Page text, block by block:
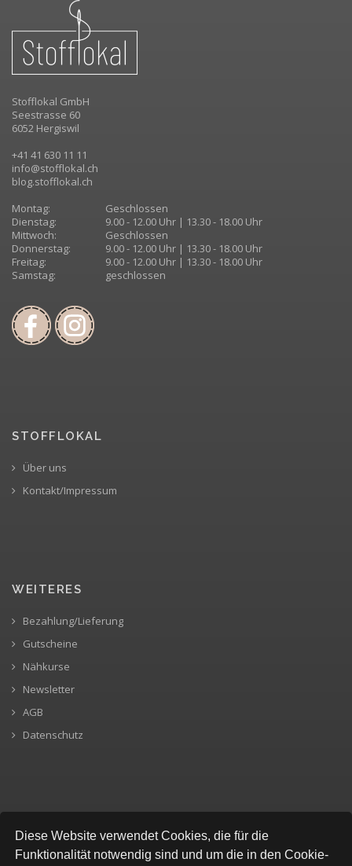
Diese Website verwendet Cookies, die für die
Funktionalität notwendig sind und um die in den Cookie-
Stofflokal GmbH
Seestrasse 60
6052 Hergiswil
+41 41 630 11 11
info@stofflokal.ch
blog.stofflokal.ch
Montag:
Geschlossen
Dienstag:
9.00 - 12.00 Uhr | 13.30 - 18.00 Uhr
Mittwoch:
Geschlossen
Donnerstag:
9.00 - 12.00 Uhr | 13.30 - 18.00 Uhr
Freitag:
9.00 - 12.00 Uhr | 13.30 - 18.00 Uhr
Samstag:
geschlossen
STOFFLOKAL
Über uns
Kontakt/Impressum
WEITERES
Bezahlung/Lieferung
Gutscheine
Nähkurse
Newsletter
AGB
Datenschutz
SICHERE BEZAHLUNG